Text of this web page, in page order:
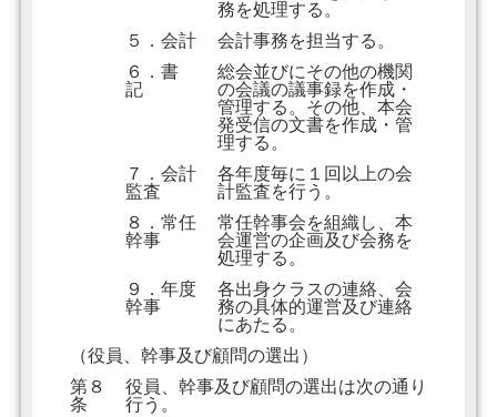
務を処理する。
５．会計
会計事務を担当する。
６．書
記
総会並びにその他の機関
の会議の議事録を作成・
管理する。その他、本会
発受信の文書を作成・管
理する。
７．会計
監査
各年度毎に１回以上の会
計監査を行う。
８．常任
幹事
常任幹事会を組織し、本
会運営の企画及び会務を
処理する。
９．年度
幹事
各出身クラスの連絡、会
務の具体的運営及び連絡
にあたる。
（役員、幹事及び顧問の選出）
第８
条
役員、幹事及び顧問の選出は次の通り
行う。